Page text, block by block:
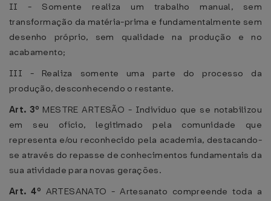
II - Somente realiza um trabalho manual, sem
transformação da matéria-prima e fundamentalmente sem
desenho próprio, sem qualidade na produção e no
acabamento;
III - Realiza somente uma parte do processo da
produção, desconhecendo o restante.
Art. 3º MESTRE ARTESÃO - Indivíduo que se notabilizou
em seu ofício, legitimado pela comunidade que
representa e/ou reconhecido pela academia, destacando-
se através do repasse de conhecimentos fundamentais da
sua atividade para novas gerações.
Art. 4º ARTESANATO - Artesanato compreende toda a